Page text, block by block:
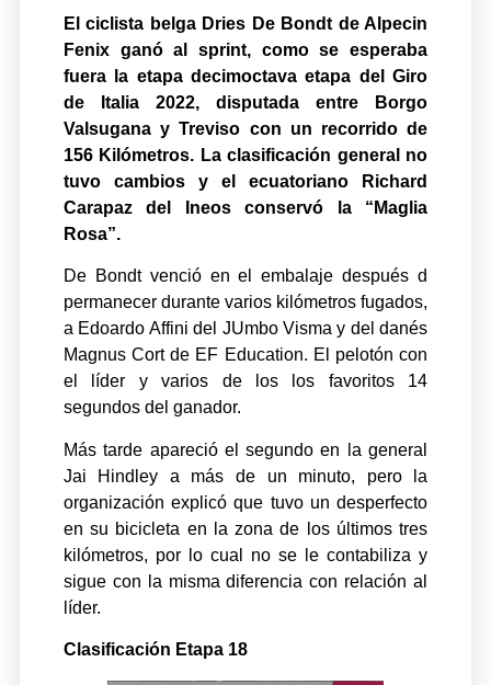
El ciclista belga Dries De Bondt de Alpecin
Fenix ganó al sprint, como se esperaba
fuera la etapa decimoctava etapa del Giro
de Italia 2022, disputada entre Borgo
Valsugana y Treviso con un recorrido de
156 Kilómetros. La clasificación general no
tuvo cambios y el ecuatoriano Richard
Carapaz del Ineos conservó la “Maglia
Rosa”.
De Bondt venció en el embalaje después d
permanecer durante varios kilómetros fugados,
a Edoardo Affini del JUmbo Visma y del danés
Magnus Cort de EF Education. El pelotón con
el líder y varios de los los favoritos 14
segundos del ganador.
Más tarde apareció el segundo en la general
Jai Hindley a más de un minuto, pero la
organización explicó que tuvo un desperfecto
en su bicicleta en la zona de los últimos tres
kilómetros, por lo cual no se le contabiliza y
sigue con la misma diferencia con relación al
líder.
Clasificación Etapa 18